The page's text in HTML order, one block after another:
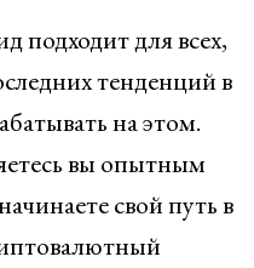
подходит для всех,
тенденций в
на этом.
вы опытным
свой путь в